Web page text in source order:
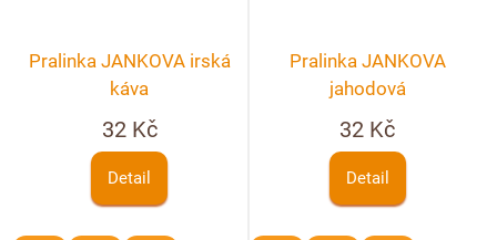
Pralinka JANKOVA irská
káva
32 Kč
Detail
Pralinka JANKOVA
jahodová
32 Kč
Detail